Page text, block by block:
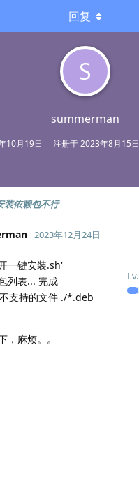
S
summerman
10月19日 注册于2023年8月15日
回复
装依赖包不行
Lv.
2023年12月24日
一键安装.sh'
列表... 完成
支持的文件 ./*.deb
，麻烦。。